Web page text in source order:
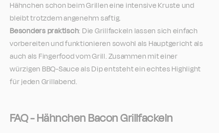
Hähnchen schon beim Grillen eine intensive Kruste und
bleibt trotzdem angenehm saftig.
Besonders praktisch: Die Grillfackeln lassen sich einfach
vorbereiten und funktionieren sowohl als Hauptgericht als
auch als Fingerfood vom Grill. Zusammen mit einer
würzigen BBQ-Sauce als Dip entsteht ein echtes Highlight
für jeden Grillabend.
FAQ - Hähnchen Bacon Grillfackeln